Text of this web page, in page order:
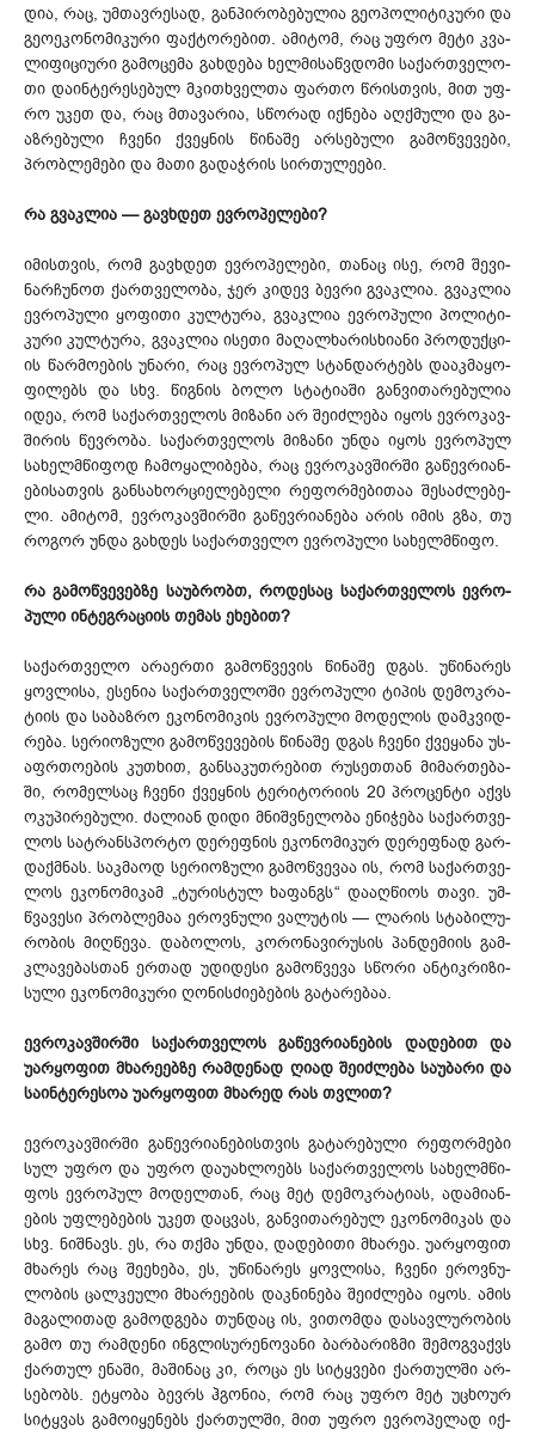
დია, რაც, უმ­თავ­რე­სად, გან­პი­რო­ბე­ბუ­ლია გე­ოპ­ოლ­იტ­იკ­ური და
გეოეკონომიკური ფაქ­ტო­რე­ბით. ამ­იტ­ომ, რაც უფ­რო მე­ტი კვა­
ლი­ფი­ცი­ური გა­მო­ცე­მა გახ­დე­ბა ხელ­მი­საწ­ვდო­მი სა­ქარ­თვე­ლო­
თი და­ინ­ტე­რე­სე­ბულ მკითხველ­თა ფარ­თო წრის­თვის, მით უფ­
რო უკ­ეთ და, რაც მთა­ვა­რია, სწო­რად იქ­ნე­ბა აღ­ქმუ­ლი და გა­
აზ­რე­ბუ­ლი ჩვე­ნი ქვეყ­ნის წი­ნა­შე არ­სე­ბუ­ლი გა­მოწ­ვე­ვე­ბი,
პრობ­ლე­მე­ბი და მა­თი გა­დაჭ­რის სირ­თუ­ლე­ები.
რა გვაკ­ლია — გავ­ხდეთ ევ­რო­პე­ლე­ბი?
იმ­ის­თვის, რომ გავ­ხდეთ ევ­რო­პე­ლე­ბი, თა­ნაც ისე, რომ შე­ვი­
ნარ­ჩუ­ნოთ ქარ­თვე­ლო­ბა, ჯერ კი­დევ ბევ­რი გვაკ­ლია. გვაკ­ლია
ევ­რო­პუ­ლი ყო­ფი­თი კულ­ტუ­რა, გვაკ­ლია ევ­რო­პუ­ლი პო­ლი­ტი­
კუ­რი კულ­ტუ­რა, გვაკ­ლია ის­ეთი მა­ღალ­ხა­რის­ხი­ანი პრო­დუქ­ცი­
ის წარ­მო­ებ­ის უნ­არი, რაც ევ­რო­პულ სტან­დარ­ტებს და­აკ­მა­ყო­
ფი­ლებს და სხვ. წიგ­ნის ბო­ლო სტა­ტი­აში გან­ვი­თა­რე­ბუ­ლია
იდეა, რომ სა­ქარ­თვე­ლოს მი­ზა­ნი არ შე­იძ­ლე­ბა იყ­ოს ევ­რო­კავ­
ში­რის წევ­რო­ბა. სა­ქარ­თვე­ლოს მი­ზა­ნი უნ­და იყ­ოს ევ­რო­პულ
სა­ხელ­მწი­ფოდ ჩა­მო­ყა­ლი­ბე­ბა, რაც ევ­რო­კავ­შირ­ში გა­წევ­რი­ან­
ებ­ის­ათ­ვის გან­სა­ხორ­ცი­ელ­ებ­ელი რე­ფორ­მე­ბი­თაა შე­საძ­ლე­ბე­
ლი. ამ­იტ­ომ, ევ­რო­კავ­შირ­ში გა­წევ­რი­ან­ება არ­ის იმ­ის გზა, თუ
რო­გორ უნ­და გახ­დეს სა­ქარ­თვე­ლო ევ­რო­პუ­ლი სა­ხელ­მწი­ფო.
რა გა­მოწ­ვე­ვებ­ზე სა­უბ­რობთ, რო­დე­საც სა­ქარ­თვე­ლოს ევ­რო­
პუ­ლი ინ­ტეგ­რა­ცი­ის თე­მას ეხ­ებ­ით?
სა­ქარ­თვე­ლო არა­ერ­თი გა­მოწ­ვე­ვის წი­ნა­შე დგას. უწ­ინ­არ­ეს
ყოვ­ლი­სა, ეს­ენია სა­ქარ­თვე­ლო­ში ევ­რო­პუ­ლი ტი­პის დე­მოკ­რა­
ტი­ის და სა­ბაზ­რო ეკ­ონ­ომ­იკ­ის ევ­რო­პუ­ლი მო­დე­ლის დამ­კვიდ­
რე­ბა. სე­რი­ოზ­ული გა­მოწ­ვე­ვე­ბის წი­ნა­შე დგას ჩვე­ნი ქვე­ყა­ნა უს­
აფ­რთო­ებ­ის კუთხით, გან­სა­კუთ­რე­ბით რუ­სეთ­თან მი­მარ­თე­ბა­
ში, რო­მელ­საც ჩვე­ნი ქვეყ­ნის ტე­რი­ტო­რი­ის 20 პრო­ცენ­ტი აქ­ვს
ოკ­უპ­ირ­ებ­ული. ძა­ლი­ან დი­დი მნიშ­ვნე­ლო­ბა ენ­იჭ­ება სა­ქარ­თვე­
ლოს სატ­რან­სპორ­ტო დე­რეფ­ნის ეკ­ონ­ომ­იკ­ურ დე­რეფ­ნად გარ­
დაქ­მნას. საკ­მა­ოდ სე­რი­ოზ­ული გა­მოწ­ვე­ვაა ის, რომ სა­ქარ­თვე­
ლოს ეკ­ონ­ომ­იკ­ამ „ტუ­რის­ტულ ხა­ფან­გს“ და­აღ­წი­ოს თა­ვი. უმ­
წვა­ვე­სი პრობ­ლე­მაა ერ­ოვ­ნუ­ლი ვა­ლუ­ტის — ლა­რის სტა­ბი­ლუ­
რო­ბის მიღ­წე­ვა. და­ბო­ლოს, კო­რო­ნა­ვი­რუ­სის პან­დე­მი­ის გამ­
კლა­ვე­ბას­თან ერ­თად უდ­იდ­ესი გა­მოწ­ვე­ვა სწო­რი ან­ტიკ­რი­ზი­
სუ­ლი ეკ­ონ­ომ­იკ­ური ღო­ნის­ძი­ებ­ებ­ის გა­ტა­რე­ბაა.
ევ­რო­კავ­შირ­ში სა­ქარ­თვე­ლოს გა­წევ­რი­ან­ებ­ის და­დე­ბით და
უარ­ყო­ფით მხა­რე­ებ­ზე რამ­დე­ნად ღი­ად შე­იძ­ლე­ბა სა­უბ­არი და
სა­ინ­ტე­რე­სოა უარ­ყო­ფით მხა­რედ რას თვლით?
ევ­რო­კავ­შირ­ში გა­წევ­რი­ან­ებ­ის­თვის გა­ტა­რე­ბუ­ლი რე­ფორ­მე­ბი
სულ უფ­რო და უფ­რო დაუახლოებს სა­ქარ­თვე­ლოს სა­ხელ­მწი­
ფოს ევ­რო­პულ მო­დელ­თან, რაც მეტ დე­მოკ­რა­ტი­ას, ად­ამი­ან­
ებ­ის უფ­ლე­ბე­ბის უკ­ეთ დაც­ვას, გან­ვი­თა­რე­ბულ ეკ­ონ­ომ­იკ­ას და
სხვ. ნიშ­ნავს. ეს, რა თქმა უნ­და, და­დე­ბი­თი მხა­რეა. უარ­ყო­ფით
მხა­რეს რაც შე­ეხ­ება, ეს, უწ­ინ­არ­ეს ყოვ­ლი­სა, ჩვე­ნი ერ­ოვ­ნუ­
ლო­ბის ცალ­კე­ული მხა­რე­ებ­ის დაკ­ნი­ნე­ბა შე­იძ­ლე­ბა იყ­ოს. ამ­ის
მა­გა­ლი­თად გა­მოდ­გე­ბა თუნ­დაც ის, ვი­თომ­და და­სავ­ლუ­რო­ბის
გა­მო თუ რამ­დე­ნი ინ­გლი­სუ­რე­ნო­ვა­ნი ბარ­ბა­რიზ­მი შე­მოგ­ვაქ­ვს
ქარ­თულ ენ­აში, მა­ში­ნაც კი, რო­ცა ეს სიტყვე­ბი ქარ­თულ­ში არ­
სე­ბობს. ეტყო­ბა ბევ­რს ჰგო­ნია, რომ რაც უფ­რო მეტ უცხო­ურ
სიტყვას გა­მო­იყ­ენ­ებს ქარ­თულ­ში, მით უფ­რო ევ­რო­პე­ლად იქ­